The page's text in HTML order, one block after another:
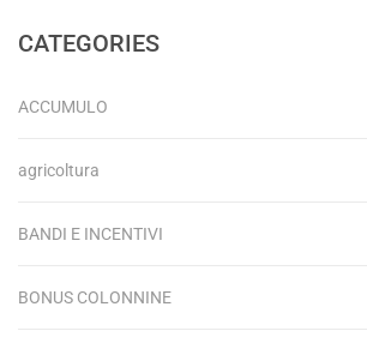
CATEGORIES
ACCUMULO
agricoltura
BANDI E INCENTIVI
BONUS COLONNINE